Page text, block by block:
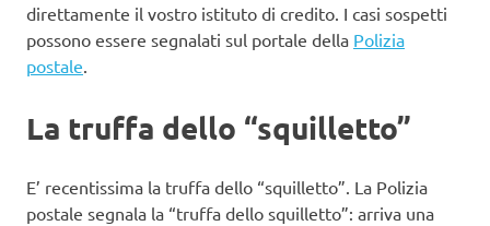
direttamente il vostro istituto di credito. I casi sospetti
possono essere segnalati sul portale della Polizia
postale
La truffa dello “squilletto”
E’ recentissima la truffa dello “squilletto”. La Polizia
postale segnala la “truffa dello squilletto”: arriva una